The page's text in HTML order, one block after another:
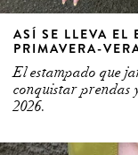
ASÍ SE LLEVA EL
PRIMAVERA-
El estampado que
conquistar prendas
2026.